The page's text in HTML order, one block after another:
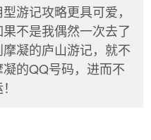
游记攻略更具可爱，
不是我偶然一次去了
凝的庐山游记，就不
的QQ号码，进而不